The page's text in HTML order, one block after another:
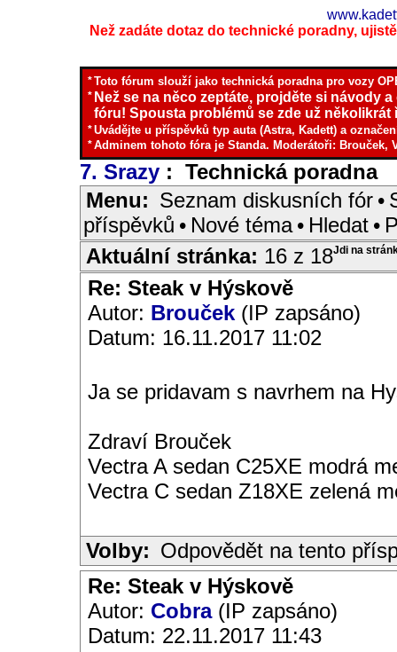
Než zadáte dotaz do technické poradny,
*Toto fórum slouží jako technická poradna pro vozy
* Než se na něco zeptáte, projděte si návody
fóru! Spousta problémů se zde už několikrát
*Uvádějte u příspěvků typ auta (Astra, Kadett) a
*Adminem tohoto fóra je Standa. Moderátoři: Brouček,
7. Srazy : Technická poradna
Menu: Seznam diskusních fór •
příspěvků • Nové téma • Hledat •
Jdi na
Aktuální stránka: 16 z 18
Re: Steak v Hýskově
Autor: Brouček (IP zapsáno)
Datum: 16.11.2017 11:02
Ja se pridavam s navrhem na
Zdraví Brouček
Vectra A sedan C25XE modrá
Vectra C sedan Z18XE zelená
Volby: Odpovědět na tento
Re: Steak v Hýskově
Autor: Cobra(IP zapsáno)
Datum: 22.11.2017 11:43